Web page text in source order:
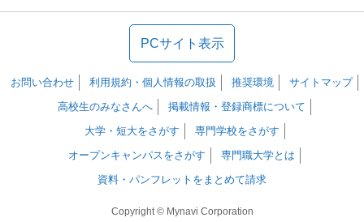
PCサイト表示
お問い合わせ 利用規約・個人情報の取扱 推奨環境
サイトマップ
高校生のみなさんへ
掲載情報・登録商標について
大学・短大をさがす
専門学校をさがす
オープンキャンパスをさがす
専門職大学とは
資料・パンフレットをまとめて請求
Copyright © Mynavi Corporation